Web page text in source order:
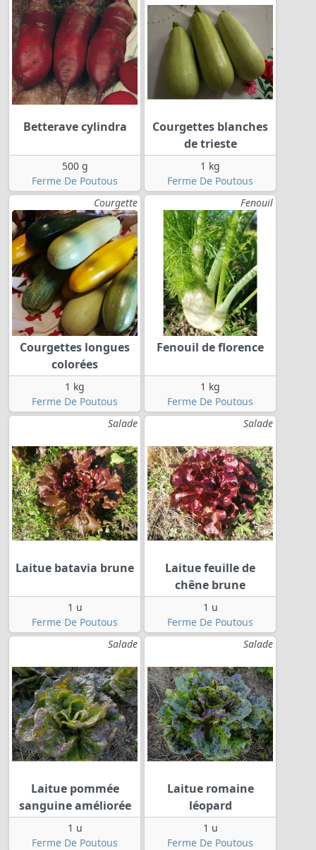
Betterave cylindra
500 g
Ferme De Poutous
Courgettes blanches
de trieste
1 kg
Ferme De Poutous
Courgette
Courgettes longues
colorées
1 kg
Ferme De Poutous
Fenouil
Fenouil de florence
1 kg
Ferme De Poutous
Salade
Laitue batavia brune
1 u
Ferme De Poutous
Salade
Laitue feuille de
chêne brune
1 u
Ferme De Poutous
Salade
Laitue pommée
sanguine améliorée
1 u
Ferme De Poutous
Salade
Laitue romaine
léopard
1 u
Ferme De Poutous